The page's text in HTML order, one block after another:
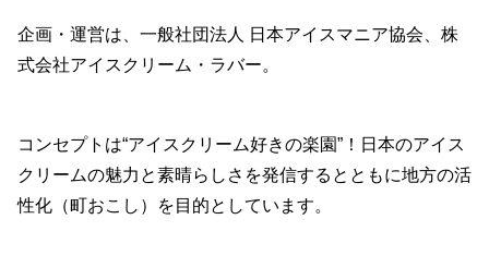
企画・運営は、一般社団法人 日本アイスマニア協会、株
式会社アイスクリーム・ラバー。
コンセプトは“アイスクリーム好きの楽園”！日本のアイス
クリームの魅力と素晴らしさを発信するとともに地方の活
性化（町おこし）を目的としています。